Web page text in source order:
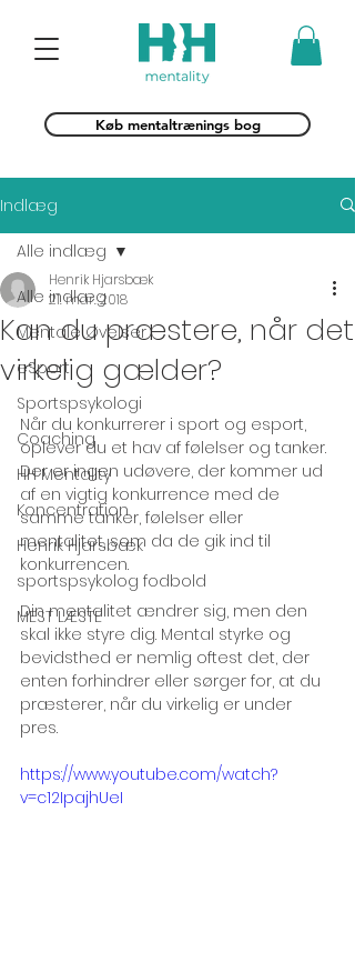
Køb mentaltrænings bog
Indlæg
Alle indlæg
Mentale Øvelser
eSport
Sportspsykologi
Coaching
HH Mentality
Koncentration
Henrik Hjarsbæk
sportspsykolog fodbold
MEST LÆSTE
Alle indlæg
Kan du præstere, når det
virkelig gælder?
Henrik Hjarsbæk
21. mar. 2018
Når du konkurrerer i sport og esport,
oplever du et hav af følelser og tanker.
Der er ingen udøvere, der kommer ud
af en vigtig konkurrence med de
samme tanker, følelser eller
mentalitet, som da de gik ind til
konkurrencen.
Din mentalitet ændrer sig, men den
skal ikke styre dig. Mental styrke og
bevidsthed er nemlig oftest det, der
enten forhindrer eller sørger for, at du
præsterer, når du virkelig er under
pres.
https://www.youtube.com/watch?
v=c12IpajhUeI